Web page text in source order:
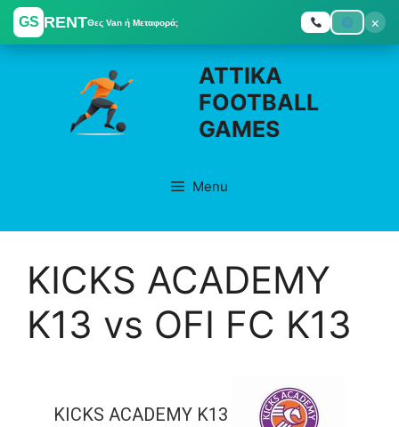
GS RENTΘες Van ή Μεταφορά;
×
Skip
ATTIKA
FOOTBALL
GAMES
Menu
KICKS ACADEMY
K13 vs OFI FC K13
KICKS ACADEMY K13